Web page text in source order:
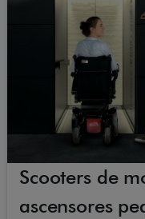
Scooters de
ascensores